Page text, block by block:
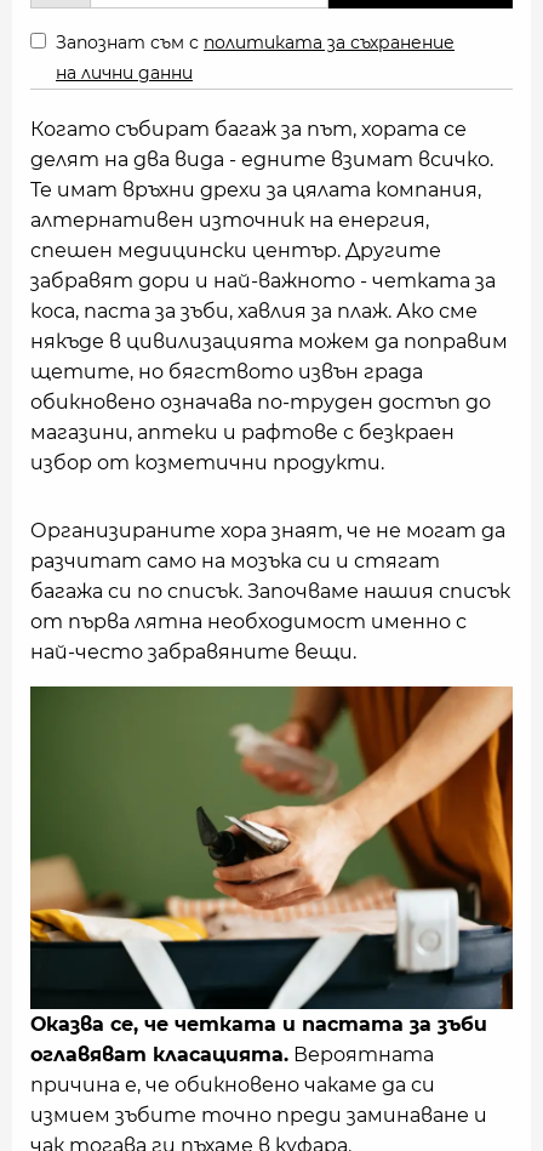
Запознат съм с политиката за съхранение
на лични данни
Когато събират багаж за път, хората се
делят на два вида - едните взимат всичко.
Те имат връхни дрехи за цялата компания,
алтернативен източник на енергия,
спешен медицински център. Другите
забравят дори и най-важното - четката за
коса, паста за зъби, хавлия за плаж. Ако сме
някъде в цивилизацията можем да поправим
щетите, но бягството извън града
обикновено означава по-труден достъп до
магазини, аптеки и рафтове с безкраен
избор от козметични продукти.
Организираните хора знаят, че не могат да
разчитат само на мозъка си и стягат
багажа си по списък. Започваме нашия списък
от първа лятна необходимост именно с
най-често забравяните вещи.
Оказва се, че четката и пастата за зъби
оглавяват класацията. Вероятната
причина е, че обикновено чакаме да си
измием зъбите точно преди заминаване и
чак тогава ги пъхаме в куфара.